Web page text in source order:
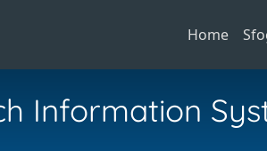
Home
Information